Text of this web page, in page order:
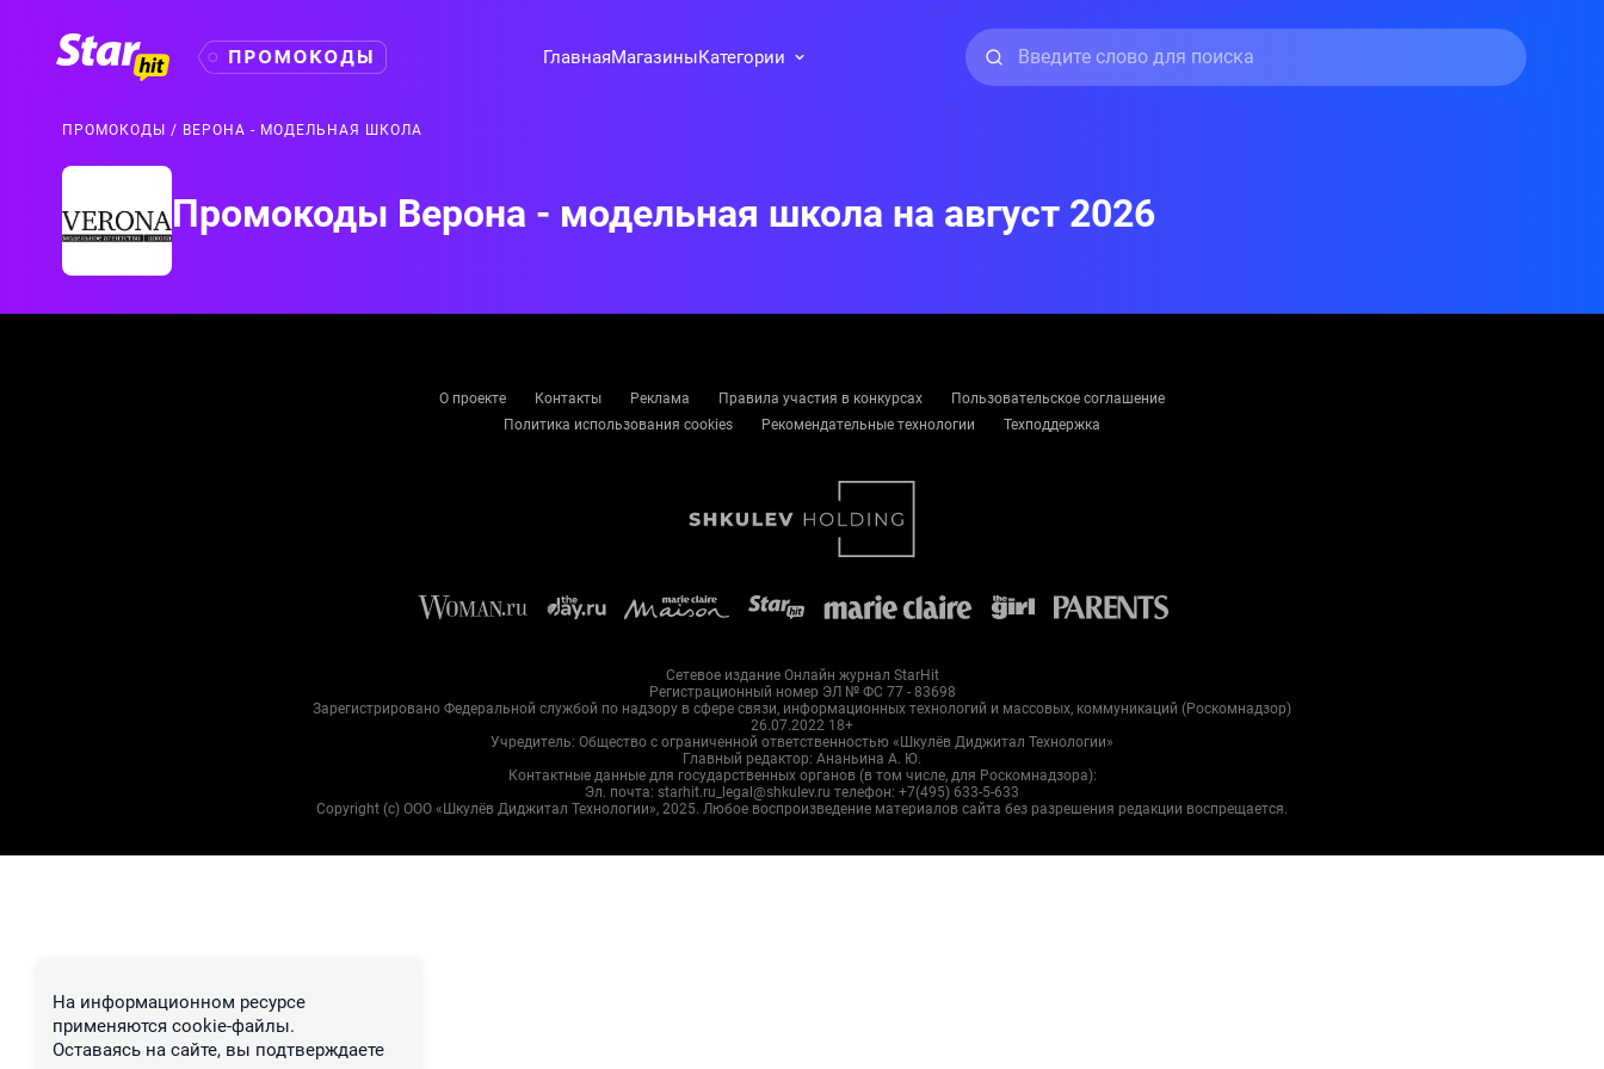
ГлавнаяМагазиныКатегории
ПРОМОКОДЫ ВЕРОНА - МОДЕЛЬНАЯ ШКОЛА
Промокоды Верона - модельная школа на август 2026
О проекте Контакты Реклама Правила участия в конкурсах
Пользовательское соглашение
Политика использования cookies
Рекомендательные технологии Техподдержка
Сетевое издание Онлайн журнал StarHit
Регистрационный номер ЭЛ № ФС 77 - 83698
Зарегистрировано Федеральной службой по надзору в сфере связи, информационных технологий и массовых, коммуникаций (Роскомнадзор)
26.07.2022 18+
Учредитель: Общество с ограниченной ответственностью «Шкулёв Диджитал Технологии»
Главный редактор: Ананьина А. Ю.
Контактные данные для государственных органов (в том числе, для Роскомнадзора):
Эл. почта: starhit.ru_legal@shkulev.ru телефон: +7(495) 633-5-633
Copyright (с) ООО «Шкулёв Диджитал Технологии», 2025. Любое воспроизведение материалов сайта без разрешения редакции воспрещается.
На информационном ресурсе
применяются cookie-файлы.
Оставаясь на сайте, вы подтверждаете